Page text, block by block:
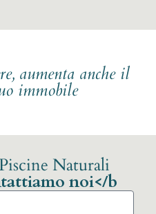
aumenta anche il
immobile
Naturali
noi</b